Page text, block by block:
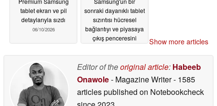
tablet ekran ve pil
detaylarıyla sızdı
06/10/2026
sonraki dayanıklı tablet
sızıntısı hücresel
bağlantıyı ve piyasaya
çıkış penceresini
Show more articles
Editor of theoriginal article: Habeeb
Onawole- Magazine Writer- 1585
articles published on Notebookcheck